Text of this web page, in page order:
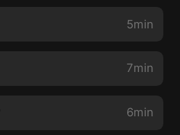
5min
7min
6min